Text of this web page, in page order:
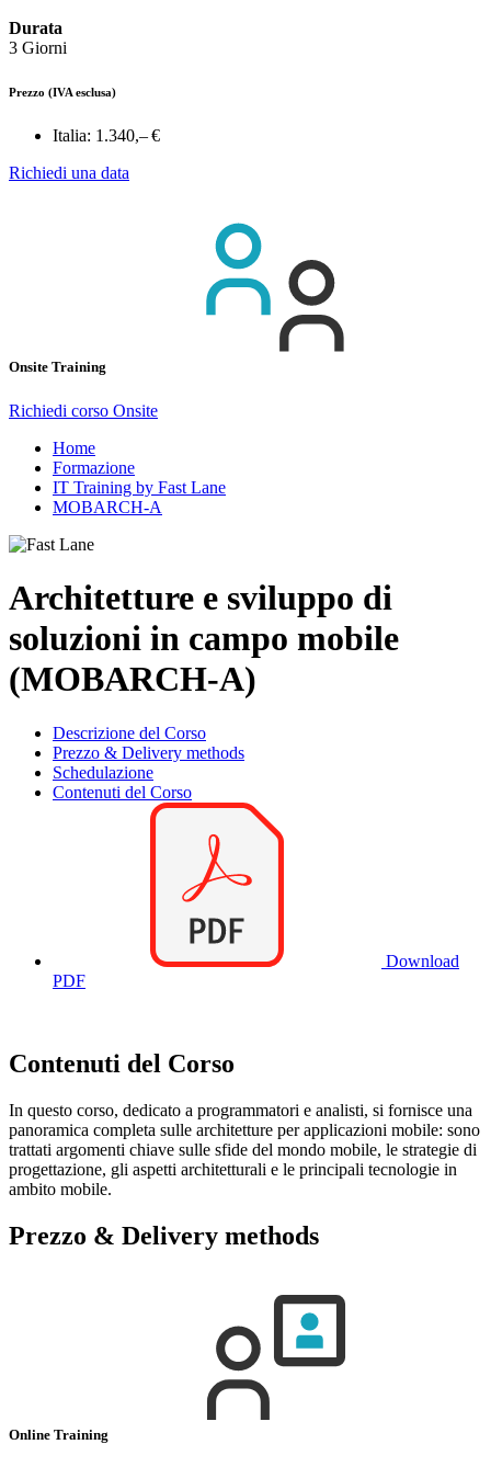
Durata
3 Giorni
Prezzo (IVA esclusa)
Italia: 1.340,– €
Richiedi una data
Onsite Training
Richiedi corso Onsite
Home
Formazione
IT Training by Fast Lane
MOBARCH-A
Architetture e sviluppo di
soluzioni in campo mobile
(MOBARCH-A)
Descrizione del Corso
Prezzo & Delivery methods
Schedulazione
Contenuti del Corso
Download
PDF
Contenuti del Corso
In questo corso, dedicato a programmatori e analisti, si fornisce una
panoramica completa sulle architetture per applicazioni mobile: sono
trattati argomenti chiave sulle sfide del mondo mobile, le strategie di
progettazione, gli aspetti architetturali e le principali tecnologie in
ambito mobile.
Prezzo & Delivery methods
Online Training